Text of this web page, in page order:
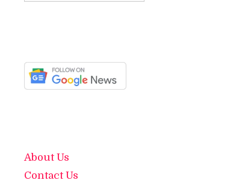
About Us
Contact Us